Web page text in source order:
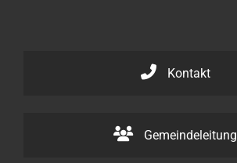
Kontakt
Gemeindeleitung